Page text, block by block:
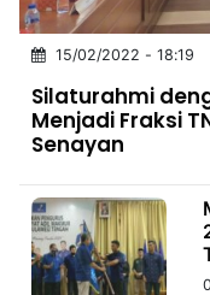
15/02/2022 - 18:19
Silaturahmi
Menjadi Fraksi
Senayan